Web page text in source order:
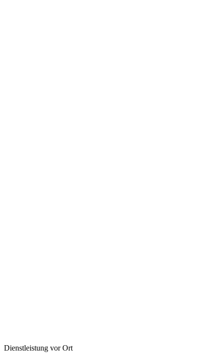
Dienstleistung vor Ort